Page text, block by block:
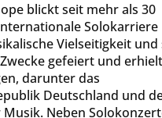
blickt seit mehr als 30
Solokarriere
Vielseitigkeit und
gefeiert und erhielt
darunter das
Deutschland und
Neben